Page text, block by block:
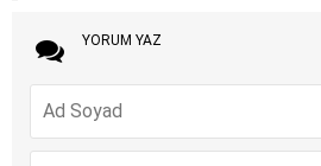
YORUM YAZ